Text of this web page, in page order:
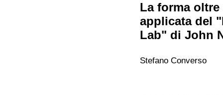
La forma
applicata del
Lab" di John
Stefano Converso